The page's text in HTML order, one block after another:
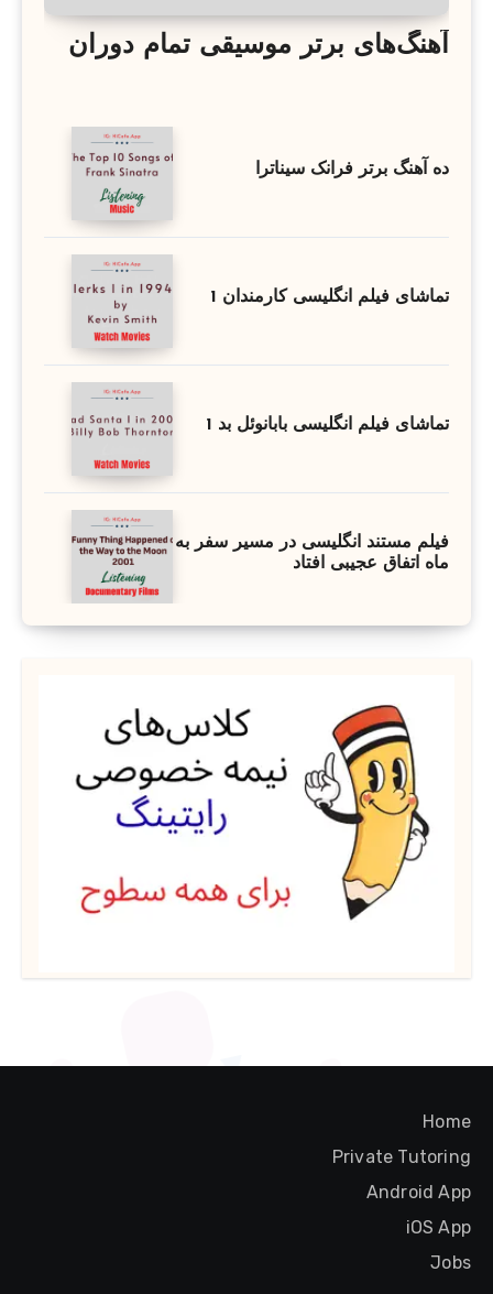
آهنگ‌های برتر موسیقی تمام دوران
ده آهنگ برتر فرانک سیناترا
تماشای فیلم انگلیسی کارمندان 1
تماشای فیلم انگلیسی بابانوئل بد 1
فیلم مستند انگلیسی در مسیر سفر به
ماه اتفاق عجیبی افتاد
Home
Private Tutoring
Android App
iOS App
Jobs